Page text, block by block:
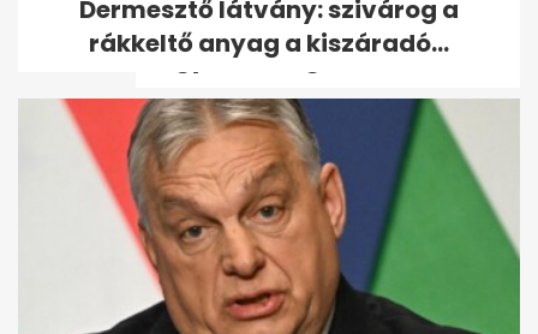
hajnalban elérte
Magyarország határát
Dermesztő látvány: szivárog a
rákkeltő anyag a kiszáradó...